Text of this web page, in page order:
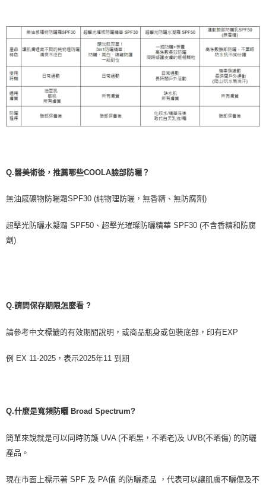
Q.醫美術後，推薦哪些COOLA臉部防曬？
無油感礦物防曬霜SPF30 (純物理防曬，無香精、無防腐劑 )
超擊光防曬水凝霜 SPF50 、超擊光璀璨防曬精華 SPF30 (不含香精和防腐
劑)
Q.請問保存期限怎麼看 ?
請參考中文標籤的有效期間說明，或商品瓶身或包裝底部，印有EXP
例 EX 11-2025 ，表示2025年11 到期
Q.什麼是寬頻防曬 Broad Spectrum?
簡單來說就是可以同時防護 UVA (不晒黑，不晒老)及 UVB(不晒傷) 的防曬
產品。
現在市面上標示著 SPF 及 PA值 的防曬產品
，代表可以讓肌膚不曬傷及不